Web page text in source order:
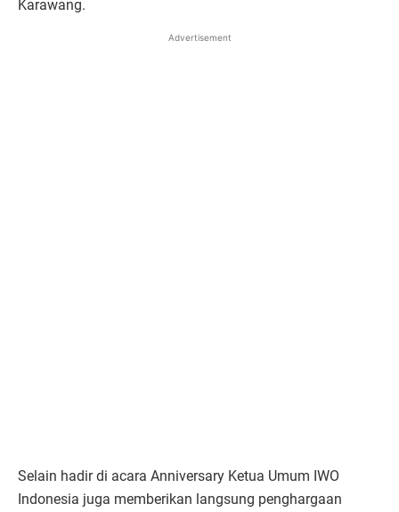
Karawang.
Advertisement
Selain hadir di acara Anniversary Ketua Umum IWO
Indonesia juga memberikan langsung penghargaan